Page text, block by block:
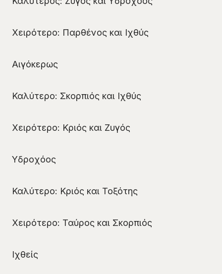
Χειρότερο: Παρθένος και Ιχθύς
Αιγόκερως
Καλύτερο: Σκορπιός και Ιχθύς
Χειρότερο: Κριός και Ζυγός
Υδροχόος
Καλύτερο: Κριός και Τοξότης
Χειρότερο: Ταύρος και Σκορπιός
Ιχθείς